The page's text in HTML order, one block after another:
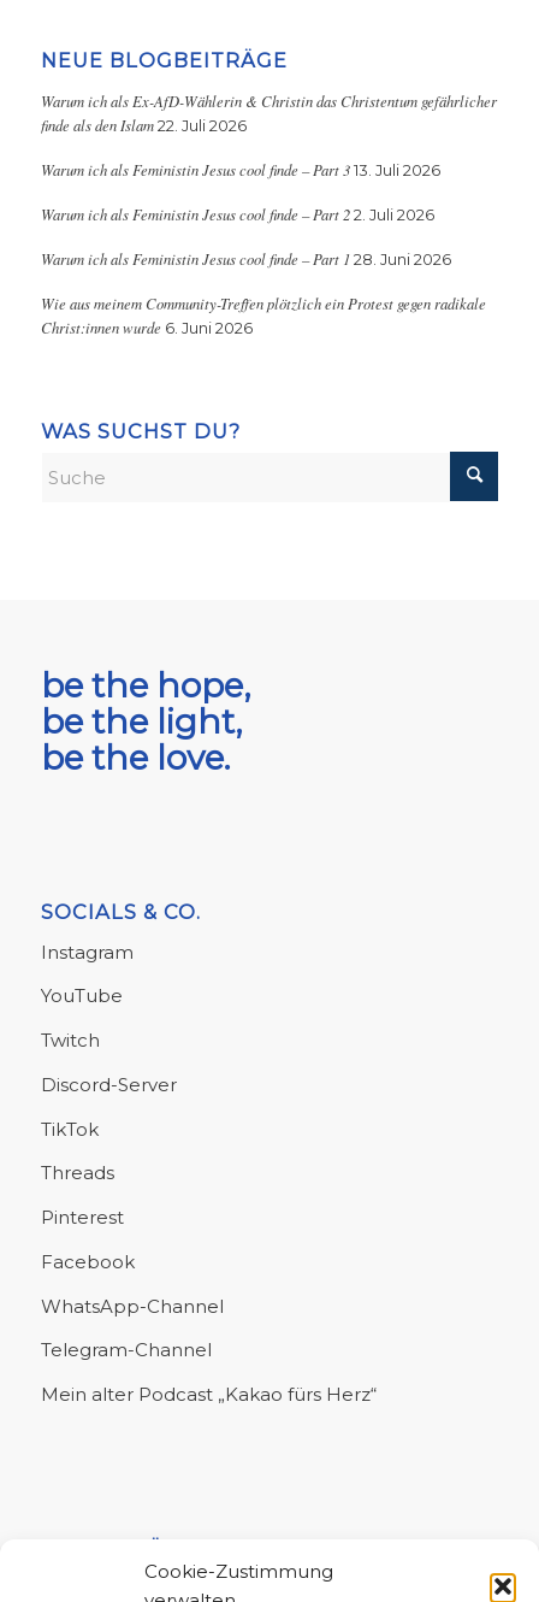
Cookie-Zustimmung
NEUE BLOGBEITRÄGE
Warum ich als Ex-AfD-Wählerin & Christin das Christentum gefährlicher
finde als den Islam 22. Juli 2026
Warum ich als Feministin Jesus cool finde – Part 3 13. Juli 2026
Warum ich als Feministin Jesus cool finde – Part 2 2. Juli 2026
Warum ich als Feministin Jesus cool finde – Part 1 28. Juni 2026
Wie aus meinem Community-Treffen plötzlich ein Protest gegen radikale
Christ:innen wurde 6. Juni 2026
WAS SUCHST DU?
be the hope,
be the light,
be the love.
SOCIALS & CO.
Instagram
YouTube
Twitch
Discord-Server
TikTok
Threads
Pinterest
Facebook
WhatsApp-Channel
Telegram-Channel
Mein alter Podcast „Kakao fürs Herz“